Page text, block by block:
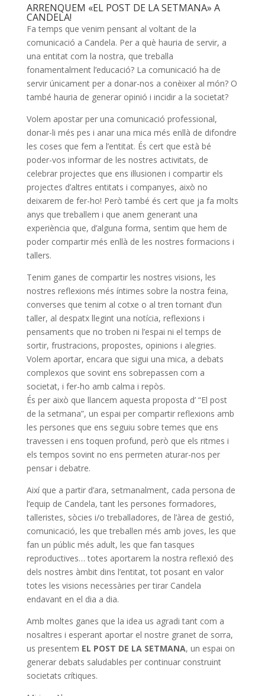
ARRENQUEM «EL POST DE LA SETMANA» A
CANDELA!
Fa temps que venim pensant al voltant de la
comunicació a Candela. Per a què hauria de servir, a
una entitat com la nostra, que treballa
fonamentalment l’educació? La comunicació ha de
servir únicament per a donar-nos a conèixer al món? O
també hauria de generar opinió i incidir a la societat?
Volem apostar per una comunicació professional,
donar-li més pes i anar una mica més enllà de difondre
les coses que fem a l’entitat. És cert que està bé
poder-vos informar de les nostres activitats, de
celebrar projectes que ens il·lusionen i compartir els
projectes d’altres entitats i companyes, això no
deixarem de fer-ho! Però també és cert que ja fa molts
anys que treballem i que anem generant una
experiència que, d’alguna forma, sentim que hem de
poder compartir més enllà de les nostres formacions i
tallers.
Tenim ganes de compartir les nostres visions, les
nostres reflexions més íntimes sobre la nostra feina,
converses que tenim al cotxe o al tren tornant d’un
taller, al despatx llegint una notícia, reflexions i
pensaments que no troben ni l’espai ni el temps de
sortir, frustracions, propostes, opinions i alegries.
Volem aportar, encara que sigui una mica, a debats
complexos que sovint ens sobrepassen com a
societat, i fer-ho amb calma i repòs.
És per això que llancem aquesta proposta d’ “El post
de la setmana”, un espai per compartir reflexions amb
les persones que ens seguiu sobre temes que ens
travessen i ens toquen profund, però que els ritmes i
els tempos sovint no ens permeten aturar-nos per
pensar i debatre.
Així que a partir d’ara, setmanalment, cada persona de
l’equip de Candela, tant les persones formadores,
talleristes, sòcies i/o treballadores, de l’àrea de gestió,
comunicació, les que treballen més amb joves, les que
fan un públic més adult, les que fan tasques
reproductives… totes aportarem la nostra reflexió des
dels nostres àmbit dins l’entitat, tot posant en valor
totes les visions necessàries per tirar Candela
endavant en el dia a dia.
Amb moltes ganes que la idea us agradi tant com a
nosaltres i esperant aportar el nostre granet de sorra,
us presentem EL POST DE LA SETMANA, un espai on
generar debats saludables per continuar construint
societats crítiques.